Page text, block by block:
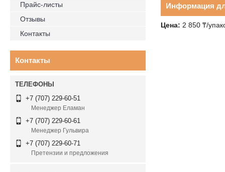
Информация
Цена: 2 850 ₸/
Прайс-листы
Отзывы
Контакты
Контакты
+7 (707) 229-60-51
Менеджер Еламан
+7 (707) 229-60-61
Менеджер Гульвира
+7 (707) 229-60-71
Претензии и предложения